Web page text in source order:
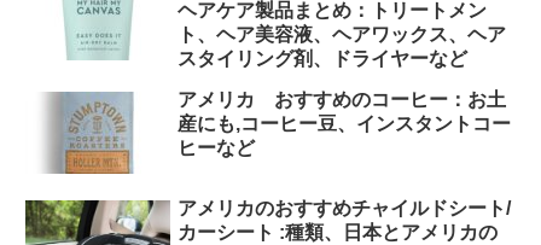
ヘアケア製品まとめ：トリートメン
ト、ヘア美容液、ヘアワックス、ヘア
スタイリング剤、ドライヤーなど
アメリカ おすすめのコーヒー：お土
産にも,コーヒー豆、インスタントコー
ヒーなど
アメリカのおすすめチャイルドシート/
カーシート :種類、日本とアメリカの